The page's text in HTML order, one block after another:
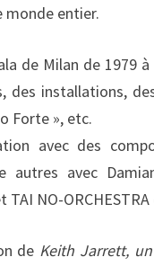
monde entier.
de Milan de 1979 à
des installations,
Forte », etc.
avec des
avec
NO-
de Keith Jarrett,